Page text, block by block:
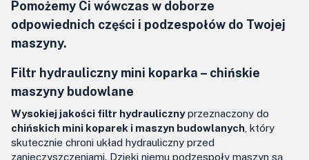
Pomożemy Ci wówczas w doborze
odpowiednich części i podzespołów do Twojej
maszyny.
Filtr hydrauliczny mini koparka – chińskie
maszyny budowlane
Wysokiej jakości filtr hydraulicznyprzeznaczony do
chińskich mini koparek i maszyn budowlanych , który
skutecznie chroni układ hydrauliczny przed
zanieczyszczeniami. Dzięki niemu podzespoły maszyn są